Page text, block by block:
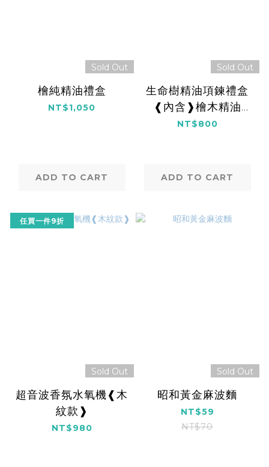
Sold Out
檜純精油禮盒
NT$1,050
ADD TO CART
Sold Out
生命樹精油項鍊禮盒
❰內含❱檜木精油
2ml+香氛片x2
NT$800
ADD TO CART
任買一件9折
Sold Out
超音波香氛水氧機❰木
紋款❱
NT$980
Sold Out
昭和黃金麻波麵
NT$59
NT$70